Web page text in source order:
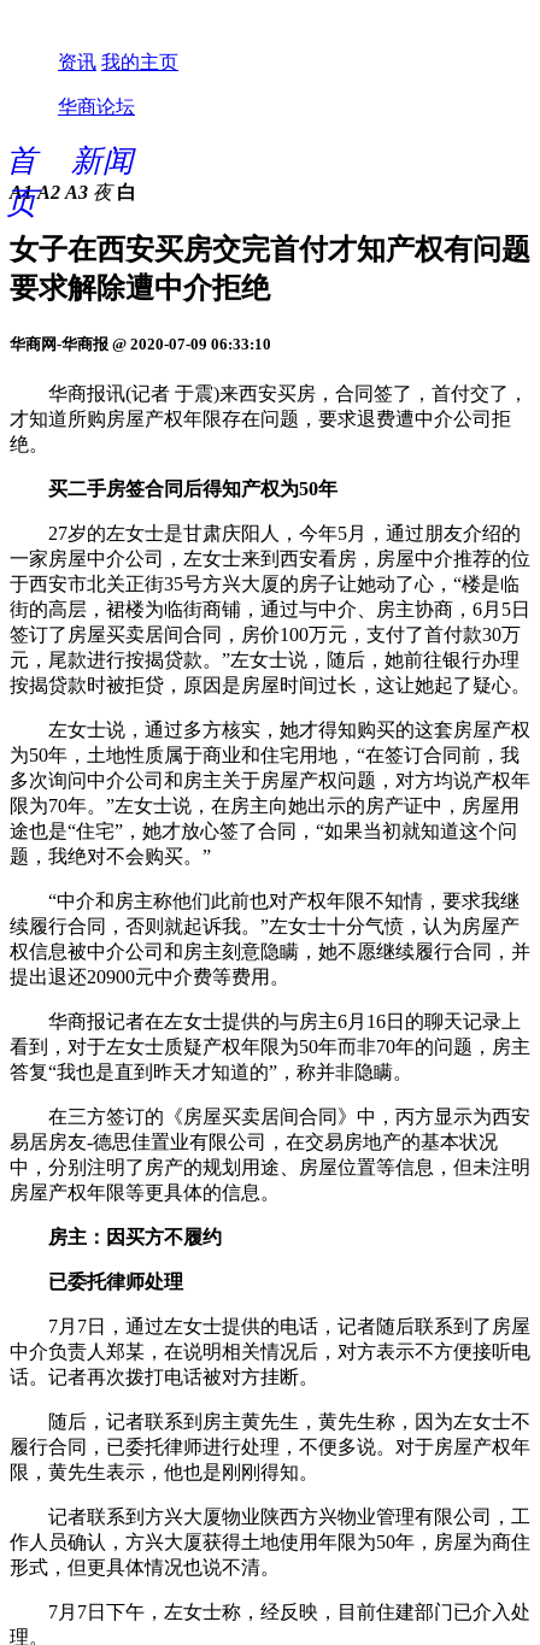
资讯 我的主页
华商论坛
首
页
新闻
A1 A2 A3 夜 白
女子在西安买房交完首付才知产权有问题
要求解除遭中介拒绝
华商网-华商报 @ 2020-07-09 06:33:10
华商报讯(记者 于震)来西安买房，合同签了，首付交了，
才知道所购房屋产权年限存在问题，要求退费遭中介公司拒
绝。
买二手房签合同后得知产权为50年
27岁的左女士是甘肃庆阳人，今年5月，通过朋友介绍的
一家房屋中介公司，左女士来到西安看房，房屋中介推荐的位
于西安市北关正街35号方兴大厦的房子让她动了心，“楼是临
街的高层，裙楼为临街商铺，通过与中介、房主协商，6月5日
签订了房屋买卖居间合同，房价100万元，支付了首付款30万
元，尾款进行按揭贷款。”左女士说，随后，她前往银行办理
按揭贷款时被拒贷，原因是房屋时间过长，这让她起了疑心。
左女士说，通过多方核实，她才得知购买的这套房屋产权
为50年，土地性质属于商业和住宅用地，“在签订合同前，我
多次询问中介公司和房主关于房屋产权问题，对方均说产权年
限为70年。”左女士说，在房主向她出示的房产证中，房屋用
途也是“住宅”，她才放心签了合同，“如果当初就知道这个问
题，我绝对不会购买。”
“中介和房主称他们此前也对产权年限不知情，要求我继
续履行合同，否则就起诉我。”左女士十分气愤，认为房屋产
权信息被中介公司和房主刻意隐瞒，她不愿继续履行合同，并
提出退还20900元中介费等费用。
华商报记者在左女士提供的与房主6月16日的聊天记录上
看到，对于左女士质疑产权年限为50年而非70年的问题，房主
答复“我也是直到昨天才知道的”，称并非隐瞒。
在三方签订的《房屋买卖居间合同》中，丙方显示为西安
易居房友-德思佳置业有限公司，在交易房地产的基本状况
中，分别注明了房产的规划用途、房屋位置等信息，但未注明
房屋产权年限等更具体的信息。
房主：因买方不履约
已委托律师处理
7月7日，通过左女士提供的电话，记者随后联系到了房屋
中介负责人郑某，在说明相关情况后，对方表示不方便接听电
话。记者再次拨打电话被对方挂断。
随后，记者联系到房主黄先生，黄先生称，因为左女士不
履行合同，已委托律师进行处理，不便多说。对于房屋产权年
限，黄先生表示，他也是刚刚得知。
记者联系到方兴大厦物业陕西方兴物业管理有限公司，工
作人员确认，方兴大厦获得土地使用年限为50年，房屋为商住
形式，但更具体情况也说不清。
7月7日下午，左女士称，经反映，目前住建部门已介入处
理。